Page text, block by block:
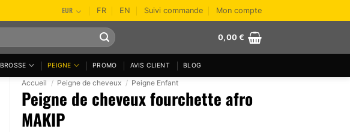
EUR FR EN Suivi commande Mon compte
0,00€
BROSSE PEIGNE PROMO AVIS CLIENT BLOG
Accueil / Peigne de cheveux / Peigne Enfant
Peigne de cheveux fourchette afro
MAKIP